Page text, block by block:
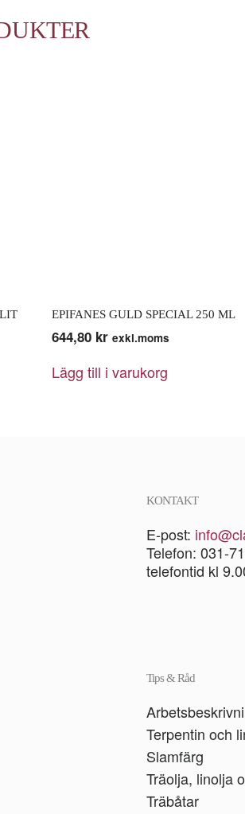
EPIFANES GULD SPECIAL 250 ML
644,80 kr exkl.moms
Lägg till i varukorg
KONTAKT
E-post:
Telefon: 031-
telefontid kl
Tips & Råd
Terpentin och
Slamfärg
Träolja, linolja
Träbåtar